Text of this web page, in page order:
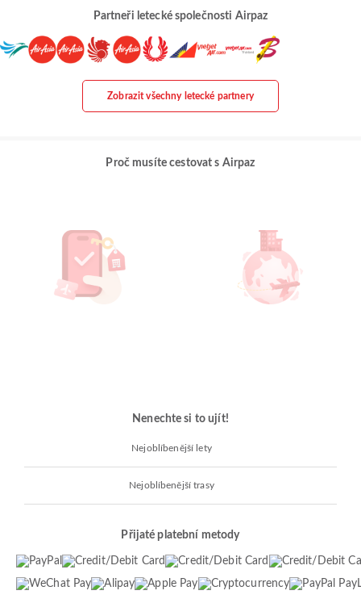
Partneři letecké společnosti Airpaz
Zobrazit všechny letecké partnery
Proč musíte cestovat s Airpaz
Nenechte si to ujít!
Nejoblíbenější lety
Nejoblíbenější trasy
Přijaté platební metody